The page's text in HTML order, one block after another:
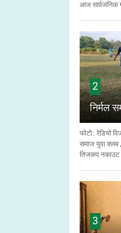
आज सार्वजनिक
2
निर्मल
फोटो : रेडियो
समाज युवा क्लब ,
तिजकप नकाउट
3